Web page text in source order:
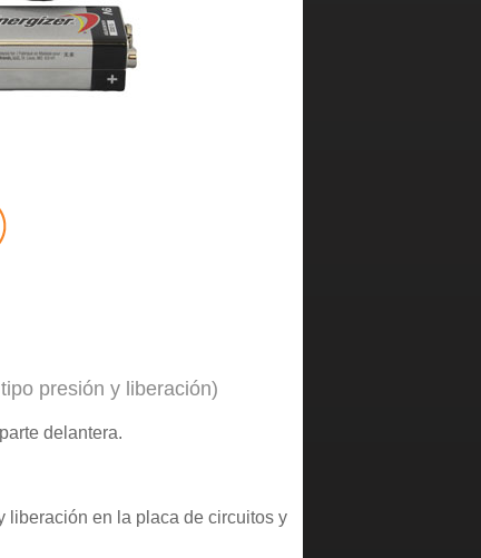
presión y liberación)
delantera.
liberación en la placa de circuitos y